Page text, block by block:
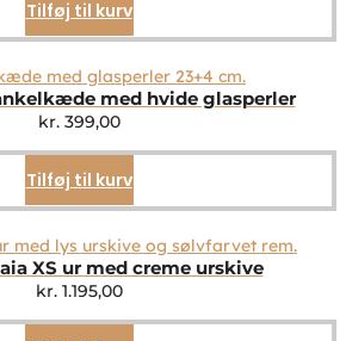
Tilføj til kurv
med hvide glasperler
kr.399,00
Tilføj til kurv
XS ur med creme urskive
kr.1.195,00